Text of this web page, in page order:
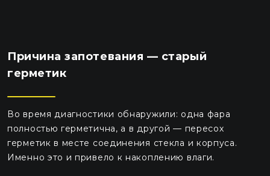
Причина запотевания — старый
герметик
Во время диагностики обнаружили: одна фара
полностью герметична, а в другой — пересох
герметик в месте соединения стекла и корпуса.
Именно это и привело к накоплению влаги.